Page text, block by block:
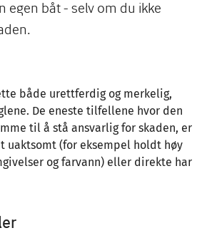
egen båt - selv om du ikke
både urettferdig og merkelig,
De eneste tilfellene hvor den
til å stå ansvarlig for skaden, er
uaktsomt (for eksempel holdt høy
og farvann) eller direkte har